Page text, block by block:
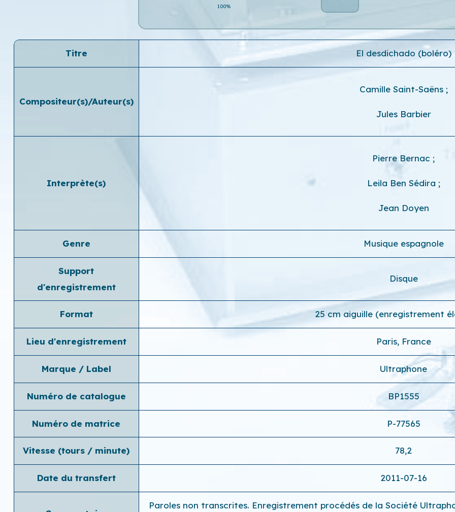
100%
Titre El desdichado (boléro)
Compositeur(s)/Auteur(s)
Camille Saint-Saëns ;
Jules Barbier
Interprète(s)
Pierre Bernac ;
Leila Ben Sédira ;
Jean Doyen
Genre Musique espagnole
Support
d'enregistrement
Disque
Format 25 cm aiguille (enregistrement
Lieu d'enregistrement Paris, France
Marque / Label Ultraphone
Numéro de catalogue BP1555
Numéro de matrice P-77565
Vitesse (tours / minute) 78,2
Date du transfert 2011-07-16
Paroles non transcrites. Enregistrement procédés de la Société